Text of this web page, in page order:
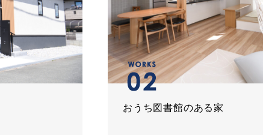
おうち図書館のある家